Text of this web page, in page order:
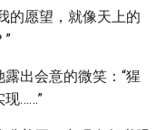
的愿望，就像天上的
”
出会意的微笑：“猩
现……”